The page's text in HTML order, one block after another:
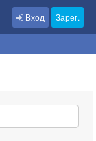
Вход Зарег.